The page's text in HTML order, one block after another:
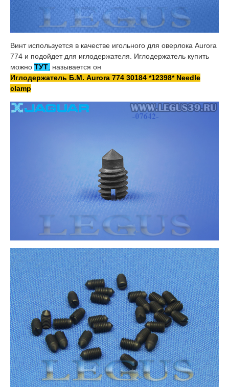
Винт используется в качестве игольного для оверлока Aurora
774 и подойдет для иглодержателя. Иглодержатель купить
можно ТУТ называется он
Иглодержатель Б.М. Aurora 774 30184 *12398* Needle
clamp